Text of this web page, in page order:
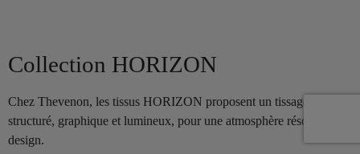
Collection HORIZON
Chez Thevenon, les tissus HORIZON proposent un tissage
structuré, graphique et lumineux, pour une atmosphère résolument
design.